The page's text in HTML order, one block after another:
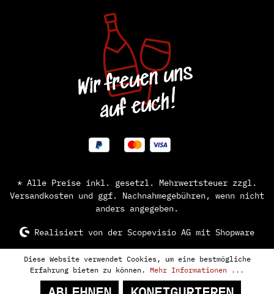
* Alle Preise inkl. gesetzl. Mehrwertsteuer zzgl.
Versandkosten und ggf. Nachnahmegebühren, wenn nicht
anders angegeben.
Realisiert von derScopevisio AG mit Shopware
Diese Website verwendet Cookies, um eine bestmögliche
Erfahrung bieten zu können. Mehr Informationen ...